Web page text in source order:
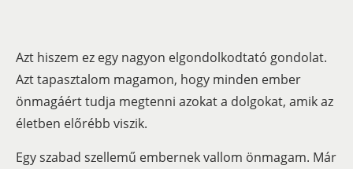
Azt hiszem ez egy nagyon elgondolkodtató gondolat.
Azt tapasztalom magamon, hogy minden ember
önmagáért tudja megtenni azokat a dolgokat, amik az
életben előrébb viszik.
Egy szabad szellemű embernek vallom önmagam. Már